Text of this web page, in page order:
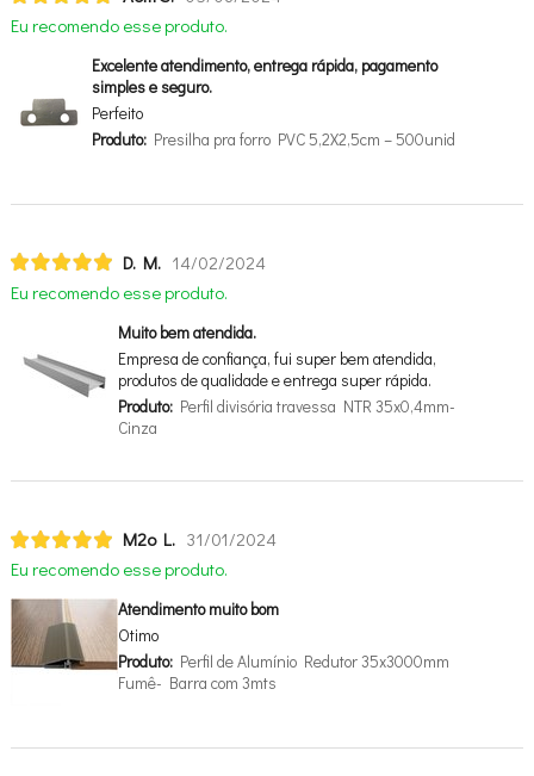
Eu recomendo esse produto.
Excelente atendimento, entrega rápida, pagamento
simples e seguro.
Perfeito
Produto:Presilha pra forro PVC 5,2X2,5cm – 500unid
D. M. 14/02/2024
Eu recomendo esse produto.
Muito bem atendida.
Empresa de confiança, fui super bem atendida,
produtos de qualidade e entrega super rápida.
Produto:Perfil divisória travessa NTR 35x0,4mm-
Cinza
M2o L. 31/01/2024
Eu recomendo esse produto.
Atendimento muito bom
Otimo
Produto:Perfil de Alumínio Redutor 35x3000mm
Fumê- Barra com 3mts